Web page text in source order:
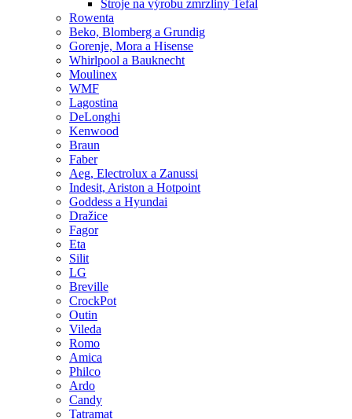
Stroje na výrobu zmrzliny Tefal
Rowenta
Beko, Blomberg a Grundig
Gorenje, Mora a Hisense
Whirlpool a Bauknecht
Moulinex
WMF
Lagostina
DeLonghi
Kenwood
Braun
Faber
Aeg, Electrolux a Zanussi
Indesit, Ariston a Hotpoint
Goddess a Hyundai
Dražice
Fagor
Eta
Silit
LG
Breville
CrockPot
Outin
Vileda
Romo
Amica
Philco
Ardo
Candy
Tatramat